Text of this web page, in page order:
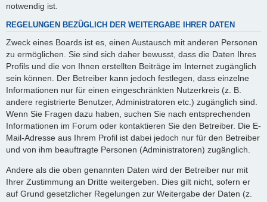
notwendig ist.
REGELUNGEN BEZÜGLICH DER WEITERGABE IHRER DATEN
Zweck eines Boards ist es, einen Austausch mit anderen Personen
zu ermöglichen. Sie sind sich daher bewusst, dass die Daten Ihres
Profils und die von Ihnen erstellten Beiträge im Internet zugänglich
sein können. Der Betreiber kann jedoch festlegen, dass einzelne
Informationen nur für einen eingeschränkten Nutzerkreis (z. B.
andere registrierte Benutzer, Administratoren etc.) zugänglich sind.
Wenn Sie Fragen dazu haben, suchen Sie nach entsprechenden
Informationen im Forum oder kontaktieren Sie den Betreiber. Die E-
Mail-Adresse aus Ihrem Profil ist dabei jedoch nur für den Betreiber
und von ihm beauftragte Personen (Administratoren) zugänglich.
Andere als die oben genannten Daten wird der Betreiber nur mit
Ihrer Zustimmung an Dritte weitergeben. Dies gilt nicht, sofern er
auf Grund gesetzlicher Regelungen zur Weitergabe der Daten (z.